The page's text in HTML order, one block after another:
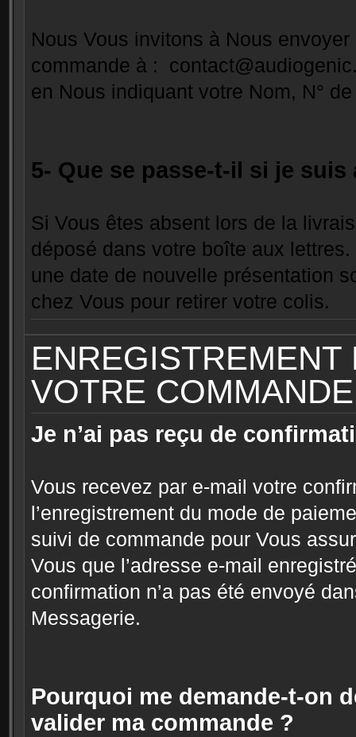
Nous Vous invitons à Nous
commande à :
en Nous indiquant votre Nom, N°
5- Que se passe-t-il si je
Si Vous êtes absent lors de la
déposé dans votre boîte aux
une date de nouvelle présentation
chez Vous pour retirer votre colis.
ENREGISTREMENT
VOTRE COMMANDE
Je n’ai pas reçu de
Vous recevez par e-mail votre
l’enregistrement du mode de
suivi de commande pour Vous
Vous que l’adresse e-mail
confirmation n’a pas été envoyé
Messagerie.
Pourquoi me demande-t-on
valider ma commande ?